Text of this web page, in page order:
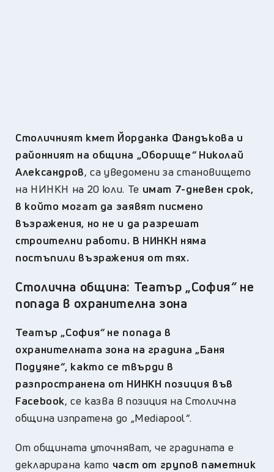
Столичният кмет Йорданка Фандъкова и
районният на община „Оборище“Николай
Александров, са уведомени за становището
на НИНКН на 20 юли. Те имат 7-дневен срок,
в който могат да заявят писмено
възражения, но не и да разрешат
строителни работи. В НИНКН няма
постъпили възражения от тях.
Столична община: Театър „София“не
попада в охранителна зона
Театър „София“не попада в
охранителната зона на градина „Баня
Подуяне“, както се твърди в
разпространена от НИНКН позиция във
Facebook, се казва в позиция на Столична
община изпратена до „Mediapool“.
От общината уточняват, че градината е
декларирана като част от групов паметник